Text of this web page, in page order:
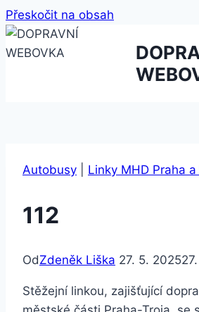
Přeskočit na obsah
Autobusy Linky MHD Praha a
112
OdZdeněk Liška 27. 5. 2025
Stěžejní linkou, zajišťující